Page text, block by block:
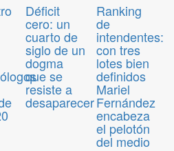
Déficit
cero: un
cuarto de
siglo de un
dogma
que se
resiste a
desaparecer
Ranking
de
intendentes:
con tres
lotes bien
definidos
Mariel
Fernández
encabeza
el pelotón
del medio